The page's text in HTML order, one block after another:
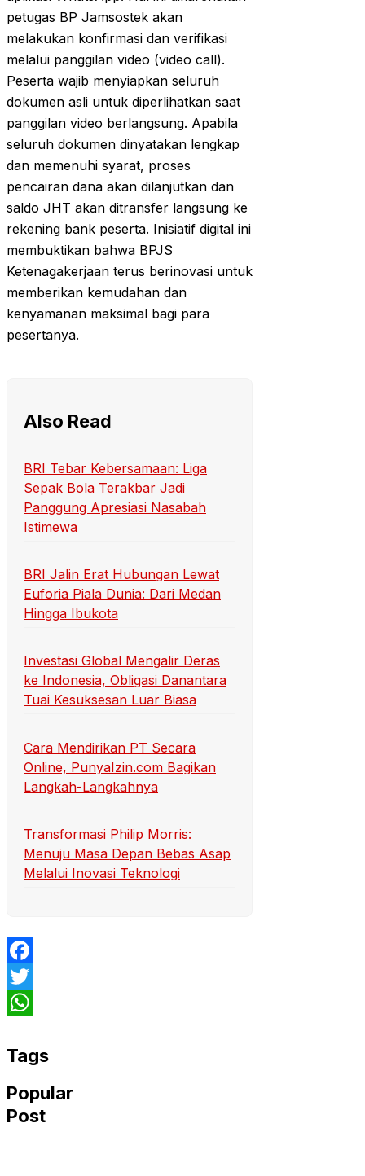
petugas BP Jamsostek akan
melakukan konfirmasi dan verifikasi
melalui panggilan video (video call).
Peserta wajib menyiapkan seluruh
dokumen asli untuk diperlihatkan saat
panggilan video berlangsung. Apabila
seluruh dokumen dinyatakan lengkap
dan memenuhi syarat, proses
pencairan dana akan dilanjutkan dan
saldo JHT akan ditransfer langsung ke
rekening bank peserta. Inisiatif digital ini
membuktikan bahwa BPJS
Ketenagakerjaan terus berinovasi untuk
memberikan kemudahan dan
kenyamanan maksimal bagi para
pesertanya.
Also Read
BRI Tebar Kebersamaan: Liga
Sepak Bola Terakbar Jadi
Panggung Apresiasi Nasabah
Istimewa
BRI Jalin Erat Hubungan Lewat
Euforia Piala Dunia: Dari Medan
Hingga Ibukota
Investasi Global Mengalir Deras
ke Indonesia, Obligasi Danantara
Tuai Kesuksesan Luar Biasa
Cara Mendirikan PT Secara
Online, PunyaIzin.com Bagikan
Langkah-Langkahnya
Transformasi Philip Morris:
Menuju Masa Depan Bebas Asap
Melalui Inovasi Teknologi
Facebook
Twitter
Tags
Popular
Post